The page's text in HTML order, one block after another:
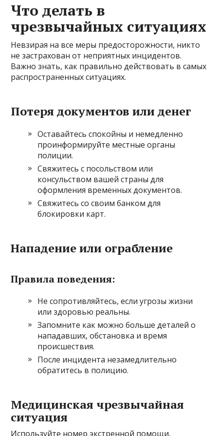
Что делать в
чрезвычайных ситуациях
Невзирая на все меры предосторожности, никто
не застрахован от неприятных инцидентов.
Важно знать, как правильно действовать в самых
распространенных ситуациях.
Потеря документов или денег
Оставайтесь спокойны и немедленно
проинформируйте местные органы
полиции.
Свяжитесь с посольством или
консульством вашей страны для
оформления временных документов.
Свяжитесь со своим банком для
блокировки карт.
Нападение или ограбление
Правила поведения:
Не сопротивляйтесь, если угрозы жизни
или здоровью реальны.
Запомните как можно больше деталей о
нападавших, обстановка и время
происшествия.
После инцидента незамедлительно
обратитесь в полицию.
Медицинская чрезвычайная
ситуация
Используйте номер экстренной помощи,